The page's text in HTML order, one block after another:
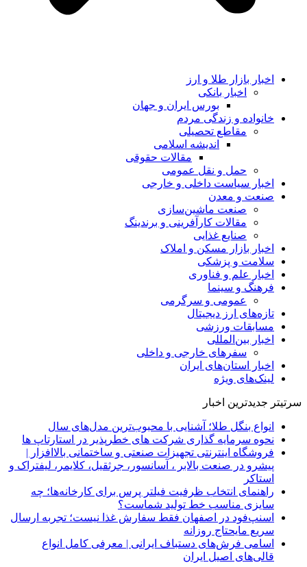
اخبار بازار طلا و ارز
اخبار بانکی
بورس ایران و جهان
خانواده و زندگی مردم
مقاطع تحصیلی
اندیشه اسلامی
مقالات حقوقی
حمل و نقل عمومی
اخبار سیاست داخلی و خارجی
صنعت و معدن
صنعت ماشین‌سازی
مقالات کارآفرینی و برندینگ
صنایع غذایی
اخبار بازار مسکن و املاک
سلامت و پزشکی
اخبار علم و فناوری
فرهنگ و سینما
عمومی و سرگرمی
تازه‌های ارز دیجیتال
مسابقات ورزشی
اخبار بین‌المللی
سفرهای خارجی و داخلی
اخبار استان‌های ایران
لینک‌های ویژه
سرتیتر جدیدترین اخبار
انواع بنگل طلا؛ آشنایی با محبوب‌ترین مدل‌های سال
نحوه سرمایه‌ گذاری شرکت‌ های خطرپذیر در استارتاپ ها
فروشگاه اینترنتی تجهیزات صنعتی و ساختمانی بالاافزار |
پیشرو در صنعت بالابر ، آسانسور، جرثقیل، کلایمر، لیفتراک و
استاکر
راهنمای انتخاب ظرفیت فیلتر پرس برای کارخانه‌ها؛ چه
سایزی مناسب خط تولید شماست؟
اسنپ‌فود در اصفهان فقط سفارش غذا نیست؛ تجربه ارسال
سریع مایحتاج روزانه
اسامی فرش‌های دستباف ایرانی | معرفی کامل انواع
قالی‌های اصیل ایران